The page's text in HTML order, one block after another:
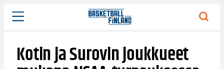
Siirry
sisältöön
Kotin ja Surovin joukkueet